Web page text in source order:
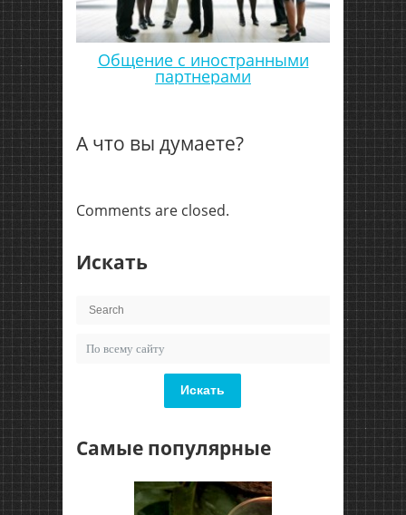
Общение с иностранными
партнерами
А что вы думаете?
Comments are closed.
Искать
Искать
Самые популярные